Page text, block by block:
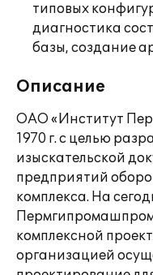
типовых
диагностика
базы, создание
Описание
ОАО «Институт
1970 г. с целью
изыскательской
предприятий
комплекса. На
комплексной
организацией